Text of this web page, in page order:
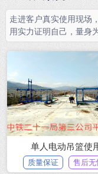
走进客户真实使用现场
用实力证明自己，量身
单人电动吊篮使
质量保证 售后无